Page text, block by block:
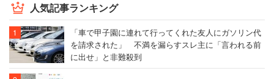
人気記事ランキング
「車で甲子園に連れて行ってくれた友人にガソリン代
を請求された」 不満を漏らすスレ主に「言われる前
に出せ」と非難殺到